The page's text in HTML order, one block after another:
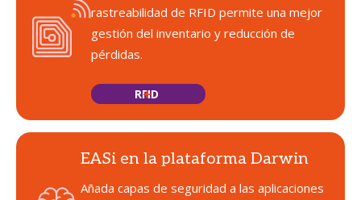
rastreabilidad de RFID permite una mejor
gestión del inventario y reducción de
pérdidas.
RFID
EASi en la plataforma Darwin
Añada capas de seguridad a las aplicaciones